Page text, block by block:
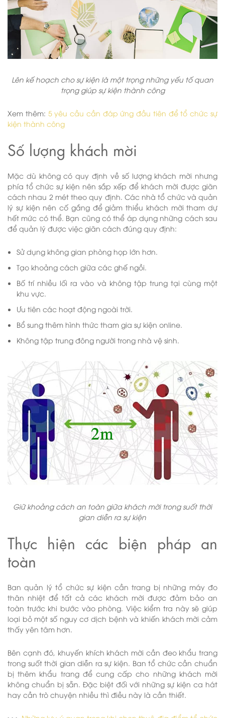
Lên kế hoạch cho sự kiện là một trọng những yếu tố quan
trọng giúp sự kiện thành công
Xem thêm: 5 yêu cầu cần đáp ứng đầu tiên để tổ chức sự
kiện thành công
Số lượng khách mời
Mặc dù không có quy định về số lượng khách mời nhưng
phía tổ chức sự kiện nên sắp xếp để khách mời được giãn
cách nhau 2 mét theo quy định. Các nhà tổ chức và quản
lý sự kiện nên cố gắng để giảm thiểu khách mời tham dự
hết mức có thể. Bạn cũng có thể áp dụng những cách sau
để quản lý được việc giãn cách đúng quy định:
Sử dụng không gian phòng họp lớn hơn.
Tạo khoảng cách giữa các ghế ngồi.
Bố trí nhiều lối ra vào và không tập trung tại cùng một
khu vực.
Ưu tiên các hoạt động ngoài trời.
Bổ sung thêm hình thức tham gia sự kiện online.
Không tập trung đông người trong nhà vệ sinh.
Giữ khoảng cách an toàn giữa khách mời trong suốt thời
gian diễn ra sự kiện
Thực hiện các biện pháp an
toàn
Ban quản lý tổ chức sự kiện cần trang bị những máy đo
thân nhiệt để tất cả các khách mời được đảm bảo an
toàn trước khi bước vào phòng. Việc kiểm tra này sẽ giúp
loại bỏ một số nguy cơ dịch bệnh và khiến khách mời cảm
thấy yên tâm hơn.
Bên cạnh đó, khuyến khích khách mời cần đeo khẩu trang
trong suốt thời gian diễn ra sự kiện. Ban tổ chức cần chuẩn
bị thêm khẩu trang để cung cấp cho những khách mời
không chuẩn bị sẵn. Đặc biệt đối với những sự kiện ca hát
hay cần trò chuyện nhiều thì điều này là cần thiết.